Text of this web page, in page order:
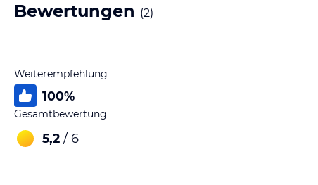
Bewertungen (2)
Weiterempfehlung
100%
Gesamtbewertung
5,2 / 6